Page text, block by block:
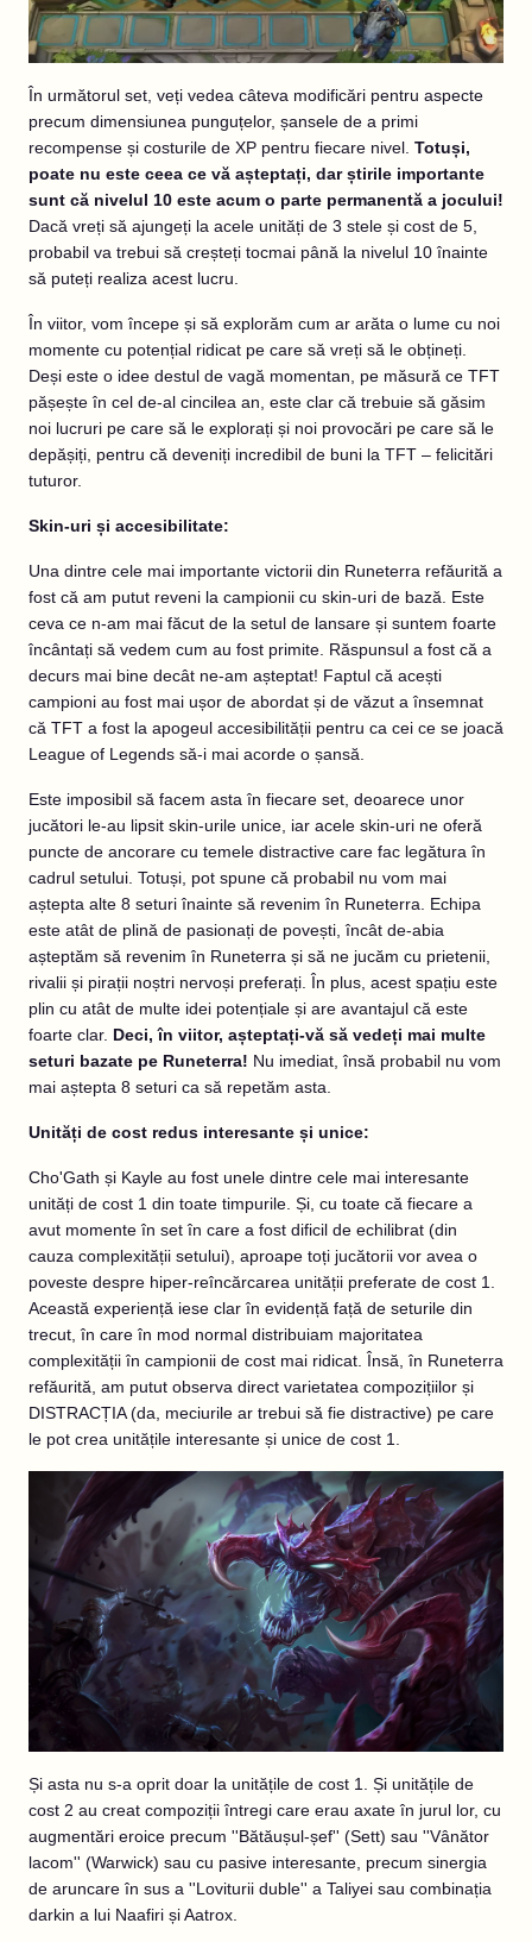
În următorul set, veți vedea câteva modificări pentru aspecte
precum dimensiunea punguțelor, șansele de a primi
recompense și costurile de XP pentru fiecare nivel. Totuși,
poate nu este ceea ce vă așteptați, dar știrile importante
sunt că nivelul 10 este acum o parte permanentă a jocului!
Dacă vreți să ajungeți la acele unități de 3 stele și cost de 5,
probabil va trebui să creșteți tocmai până la nivelul 10 înainte
să puteți realiza acest lucru.
În viitor, vom începe și să explorăm cum ar arăta o lume cu noi
momente cu potențial ridicat pe care să vreți să le obțineți.
Deși este o idee destul de vagă momentan, pe măsură ce TFT
pășește în cel de-al cincilea an, este clar că trebuie să găsim
noi lucruri pe care să le explorați și noi provocări pe care să le
depășiți, pentru că deveniți incredibil de buni la TFT – felicitări
tuturor.
Skin-uri și accesibilitate:
Una dintre cele mai importante victorii din Runeterra refăurită a
fost că am putut reveni la campionii cu skin-uri de bază. Este
ceva ce n-am mai făcut de la setul de lansare și suntem foarte
încântați să vedem cum au fost primite. Răspunsul a fost că a
decurs mai bine decât ne-am așteptat! Faptul că acești
campioni au fost mai ușor de abordat și de văzut a însemnat
că TFT a fost la apogeul accesibilității pentru ca cei ce se joacă
League of Legends să-i mai acorde o șansă.
Este imposibil să facem asta în fiecare set, deoarece unor
jucători le-au lipsit skin-urile unice, iar acele skin-uri ne oferă
puncte de ancorare cu temele distractive care fac legătura în
cadrul setului. Totuși, pot spune că probabil nu vom mai
aștepta alte 8 seturi înainte să revenim în Runeterra. Echipa
este atât de plină de pasionați de povești, încât de-abia
așteptăm să revenim în Runeterra și să ne jucăm cu prietenii,
rivalii și pirații noștri nervoși preferați. În plus, acest spațiu este
plin cu atât de multe idei potențiale și are avantajul că este
foarte clar. Deci, în viitor, așteptați-vă să vedeți mai multe
seturi bazate pe Runeterra! Nu imediat, însă probabil nu vom
mai aștepta 8 seturi ca să repetăm asta.
Unități de cost redus interesante și unice:
Cho'Gath și Kayle au fost unele dintre cele mai interesante
unități de cost 1 din toate timpurile. Și, cu toate că fiecare a
avut momente în set în care a fost dificil de echilibrat (din
cauza complexității setului), aproape toți jucătorii vor avea o
poveste despre hiper-reîncărcarea unității preferate de cost 1.
Această experiență iese clar în evidență față de seturile din
trecut, în care în mod normal distribuiam majoritatea
complexității în campionii de cost mai ridicat. Însă, în Runeterra
refăurită, am putut observa direct varietatea compozițiilor și
DISTRACȚIA (da, meciurile ar trebui să fie distractive) pe care
le pot crea unitățile interesante și unice de cost 1.
Și asta nu s-a oprit doar la unitățile de cost 1. Și unitățile de
cost 2 au creat compoziții întregi care erau axate în jurul lor, cu
augmentări eroice precum ''Bătăușul-șef'' (Sett) sau ''Vânător
lacom'' (Warwick) sau cu pasive interesante, precum sinergia
de aruncare în sus a ''Loviturii duble'' a Taliyei sau combinația
darkin a lui Naafiri și Aatrox.